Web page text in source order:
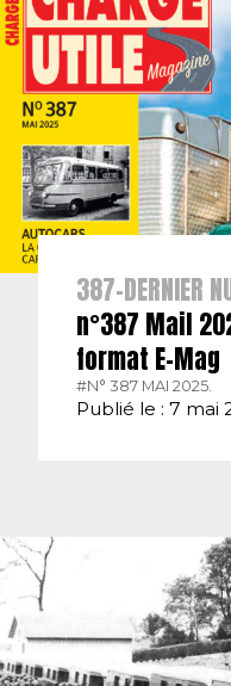
387-DERNIER
n°387 Mail
format E-Mag
#N° 387 MAI 2025.
Publié le : 7 mai